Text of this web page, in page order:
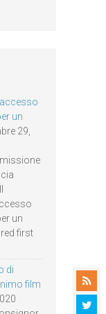
accesso
un
29,
un
first
di
film